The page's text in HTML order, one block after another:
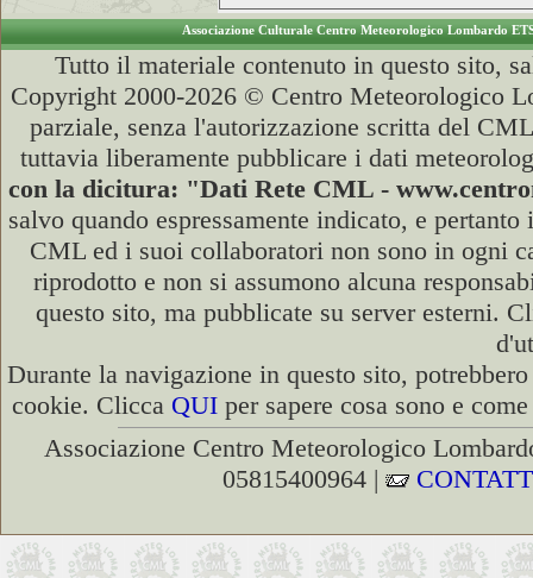
Associazione Culturale Centro Meteorologico Lombardo
Tutto il materiale contenuto in questo sito,
Copyright 2000-2026 © Centro Meteorologico
parziale, senza l'autorizzazione scritta del
tuttavia liberamente pubblicare i dati
con la dicitura: "Dati Rete CML -
salvo quando espressamente indicato, e
CML ed i suoi collaboratori non sono in ogni
riprodotto e non si assumono alcuna
questo sito, ma pubblicate su server esterni.
Durante la navigazione in questo sito,
cookie. Clicca QUI per sapere cosa sono e
Associazione Centro Meteorologico
05815400964 |